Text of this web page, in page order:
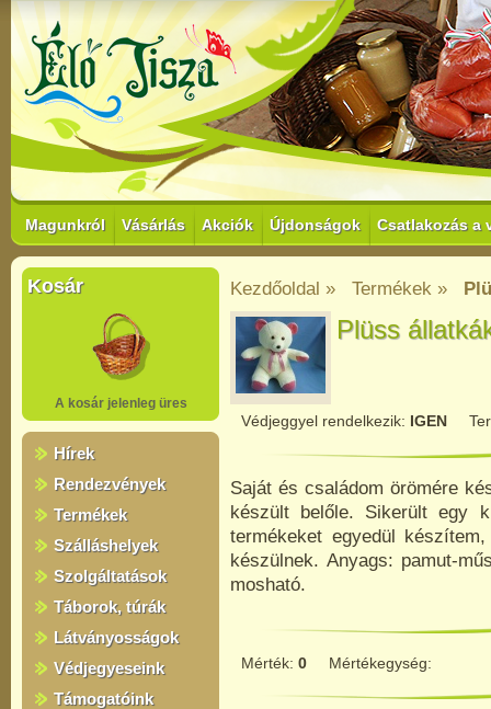
Magunkról Vásárlás Akciók Újdonságok Csatlakozás a
Kosár
A kosár jelenleg üres
Hírek
Rendezvények
Termékek
Szálláshelyek
Szolgáltatások
Táborok, túrák
Látványosságok
Védjegyeseink
Támogatóink
Kezdőoldal » Termékek »
Plüss
Védjeggyel rendelkezik: IGEN
Saját és családom örömére
készült belőle. Sikerült egy
termékeket egyedül
készülnek. Anyags: pamut-
mosható.
Mérték: 0 Mértékegység: